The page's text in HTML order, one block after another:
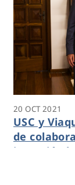
20 OCT 2021
USC y
de
inserción